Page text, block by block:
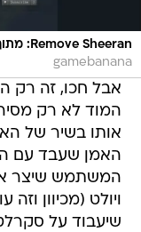
Remove Sheeran: מתוך אתר המודים gamebanana
gamebanana
אבל חכו, זה רק
המוד לא רק
אותו בשיר של
האמן שעבד עם
המשתמש שיצר
ויולט (מכיוון
שיעבוד על